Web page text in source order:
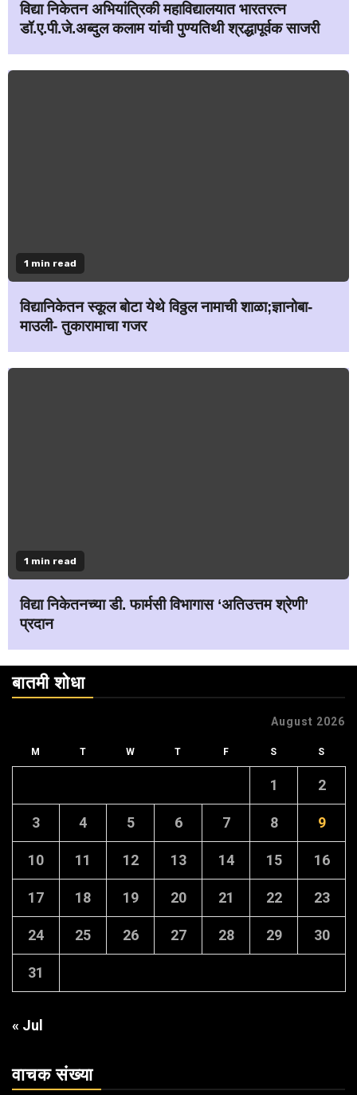
विद्या निकेतन अभियांत्रिकी महाविद्यालयात भारतरत्न
डॉ.ए.पी.जे.अब्दुल कलाम यांची पुण्यतिथी श्रद्धापूर्वक साजरी
1 min read
विद्यानिकेतन स्कूल बोटा येथे विठ्ठल नामाची शाळा;ज्ञानोबा-
माउली- तुकारामाचा गजर
1 min read
विद्या निकेतनच्या डी. फार्मसी विभागास ‘अतिउत्तम श्रेणी’
प्रदान
बातमी शोधा
August 2026
M T W T F S S
1 2
3 4 5 6 7 8 9
10 11 12 13 14 15 16
17 18 19 20 21 22 23
24 25 26 27 28 29 30
31
« Jul
वाचक संख्या